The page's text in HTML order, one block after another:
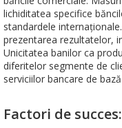
lichiditatea specifice
standardele
prezentarea rezultatelor,
Unicitatea banilor ca
diferitelor segmente de
serviciilor bancare de
Factori de succes: